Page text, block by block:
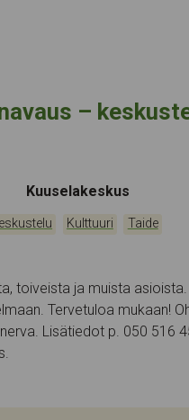
–
Tapahtumapaikka:
Kuuselakeskus
Kulttuuri Taide
toiveista ja muista
Tervetuloa mukaan!
Lisätiedot p. 050 516